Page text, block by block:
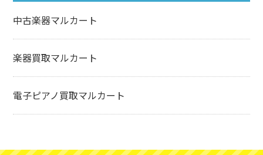
中古楽器マルカート
楽器買取マルカート
電子ピアノ買取マルカート